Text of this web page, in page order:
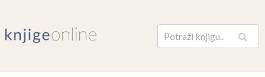
Pretraga